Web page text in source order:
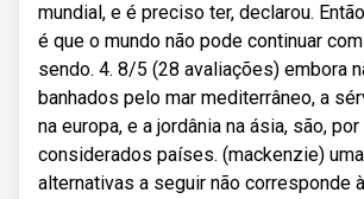
mundial, e é preciso ter, declarou.
é que o mundo não pode continuar
sendo. 4. 8/5 (28 avaliações) embora
banhados pelo mar mediterrâneo, a
na europa, e a jordânia na ásia, são,
considerados países. (mackenzie)
alternativas a seguir não corresponde